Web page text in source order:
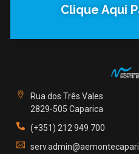
Clique Aqui
Rua dos Três Vales
2829-505 Caparica
(+351) 212 949 700